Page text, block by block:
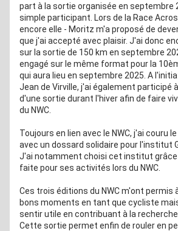
part à la sortie organisée en septembre
simple participant. Lors de la Race
encore elle - Moritz m'a proposé de
que j'ai accepté avec plaisir. J'ai donc
sur la sortie de 150 km en septembre
engagé sur le même format pour la
qui aura lieu en septembre 2025. A
Jean de Virville, j'ai également participé
d'une sortie durant l'hiver afin de faire
du NWC.
Toujours en lien avec le NWC, j'ai couru
avec un dossard solidaire pour l'institut
J'ai notamment choisi cet institut grâce
faite pour ses activités lors du NWC.
Ces trois éditions du NWC m'ont permis
bons moments en tant que cycliste
sentir utile en contribuant à la recherche
Cette sortie permet enfin de rouler en